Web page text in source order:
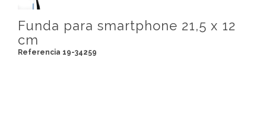
Funda para smartphone 21,5 x 12
cm
Referencia 19-34259